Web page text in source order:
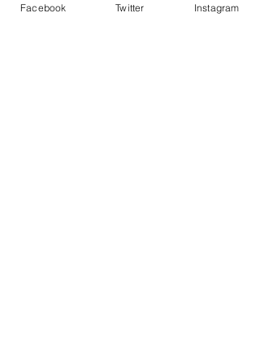
Facebook Twitter Instagram